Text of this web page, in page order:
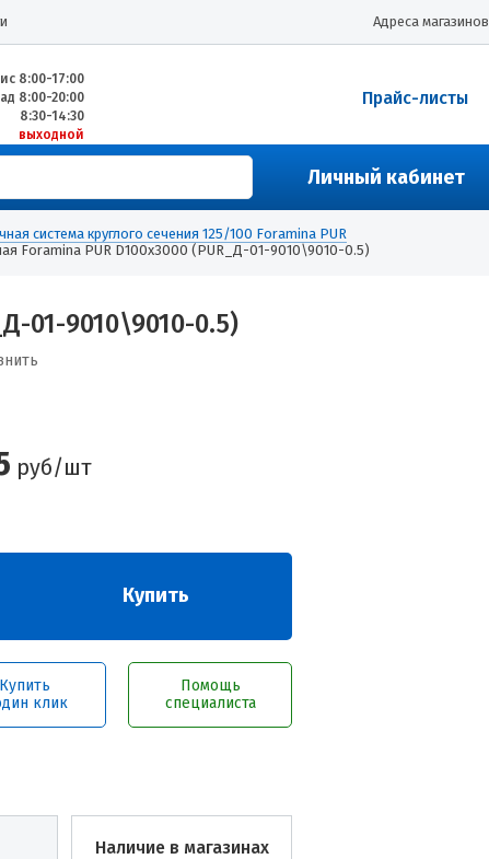
Адреса магазинов
8:00-17:00
8:00-20:00
8:30-14:30
выходной
Прайс-листы
Личный кабинет
система круглого сечения 125/100 Foramina PUR
Foramina PUR D100х3000 (PUR_Д-01-9010\9010-0.5)
01-9010\9010-0.5)
руб/шт
Купить
Купить
клик
Помощь
специалиста
Наличие в магазинах